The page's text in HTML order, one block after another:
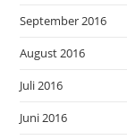
September 2016
August 2016
Juli 2016
Juni 2016